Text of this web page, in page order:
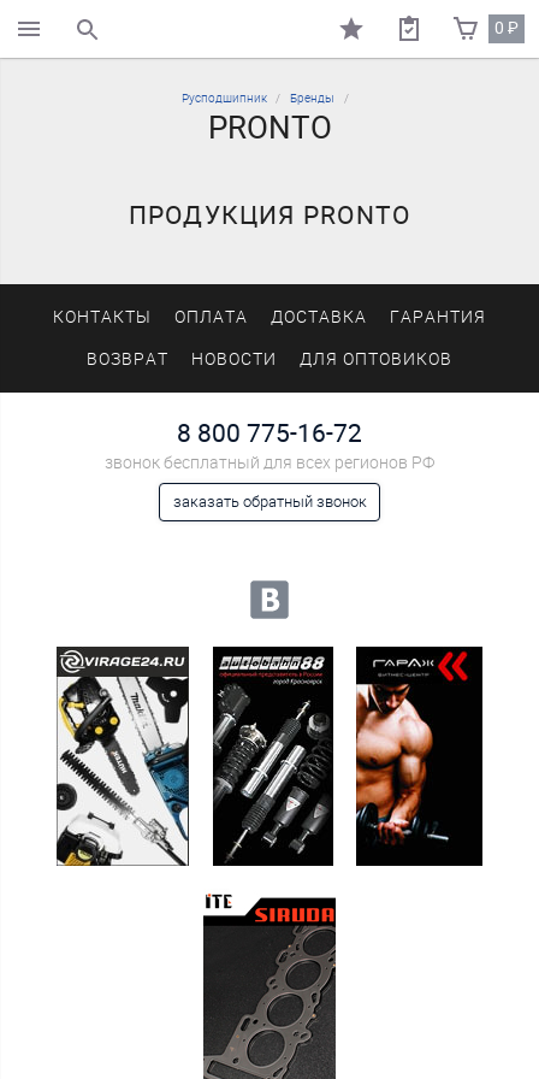
поиск по каталогу 0₽
Русподшипник Бренды
PRONTO
ПРОДУКЦИЯ PRONTO
КОНТАКТЫ ОПЛАТА ДОСТАВКА ГАРАНТИЯ
ВОЗВРАТ НОВОСТИ ДЛЯ ОПТОВИКОВ
8 800 775-16-72
звонок бесплатный для всех регионов РФ
заказать обратный звонок